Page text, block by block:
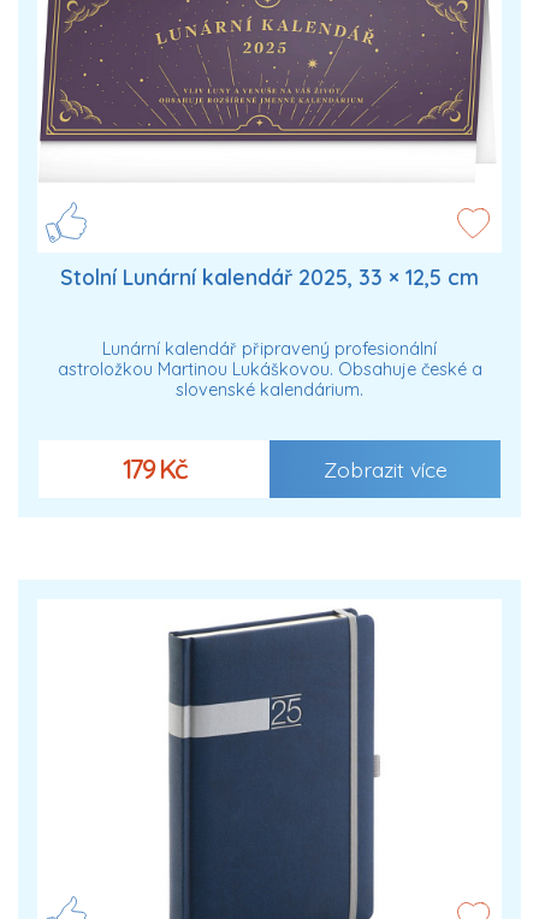
Stolní Lunární kalendář 2025, 33 × 12,5 cm
Lunární kalendář připravený profesionální
astroložkou Martinou Lukáškovou. Obsahuje české a
slovenské kalendárium.
179 Kč Zobrazit více